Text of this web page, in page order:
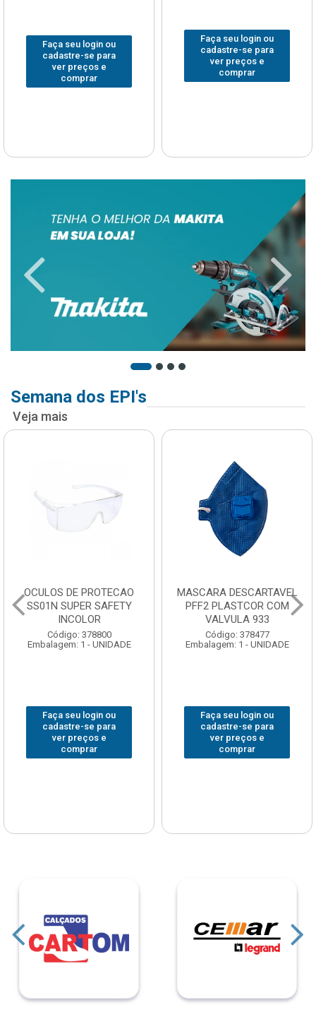
Faça seu login ou
cadastre-se para
ver preços e
comprar
Faça seu login ou
cadastre-se para
ver preços e
comprar
Semana dos EPI's
Veja mais
OCULOS DE PROTECAO
SS01N SUPER SAFETY
INCOLOR
Código: 378800
Embalagem: 1 - UNIDADE
Faça seu login ou
cadastre-se para
ver preços e
comprar
MASCARA DESCARTAVEL
PFF2 PLASTCOR COM
VALVULA 933
Código: 378477
Embalagem: 1 - UNIDADE
Faça seu login ou
cadastre-se para
ver preços e
comprar